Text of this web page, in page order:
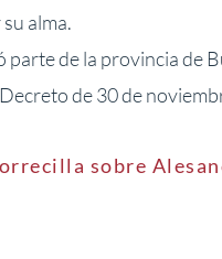
alma.
parte de la provincia de
de 30 de
sobre